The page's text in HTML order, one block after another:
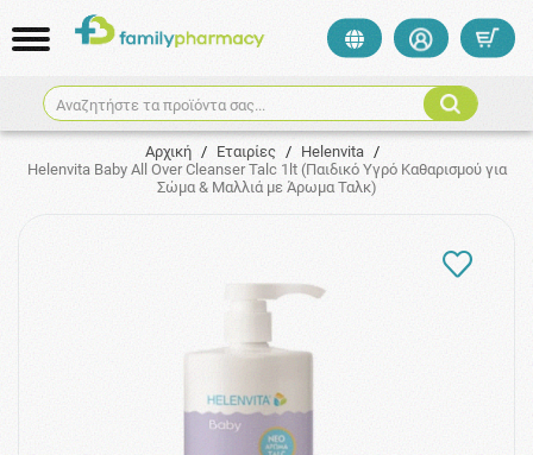
Αναζητήστε τα προϊόντα σας...
Αρχική / Εταιρίες / Helenvita /
Helenvita Baby All Over Cleanser Talc 1lt (Παιδικό Υγρό Καθαρισμού για
Σώμα & Μαλλιά με Άρωμα Ταλκ)